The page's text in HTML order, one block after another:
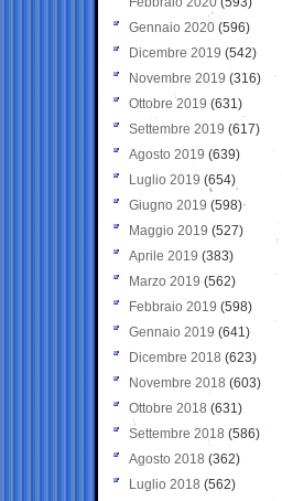
Gennaio 2020 (596)
Dicembre 2019 (542)
Novembre 2019 (316)
Ottobre 2019 (631)
Settembre 2019 (617)
Agosto 2019 (639)
Luglio 2019 (654)
Giugno 2019 (598)
Maggio 2019 (527)
Aprile 2019 (383)
Marzo 2019 (562)
Febbraio 2019 (598)
Gennaio 2019 (641)
Dicembre 2018 (623)
Novembre 2018 (603)
Ottobre 2018 (631)
Settembre 2018 (586)
Agosto 2018 (362)
Luglio 2018 (562)